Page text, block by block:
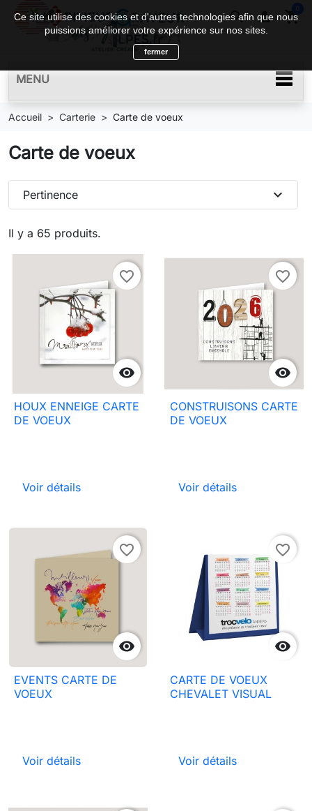
search  shopping_cart
0
MENU
Accueil Carterie Carte de voeux
Carte de voeux
Il y a 65 produits.
Pertinence expand_more

favorite_border
HOUX ENNEIGE CARTE
DE VOEUX
Voir détails

favorite_border
CONSTRUISONS CARTE
DE VOEUX
Voir détails

favorite_border
EVENTS CARTE DE
VOEUX
Voir détails

favorite_border
CARTE DE VOEUX
CHEVALET VISUAL
Voir détails
Ce site utilise des cookies et d'autres technologies afin que nous
puissions améliorer votre expérience sur nos sites.
fermer